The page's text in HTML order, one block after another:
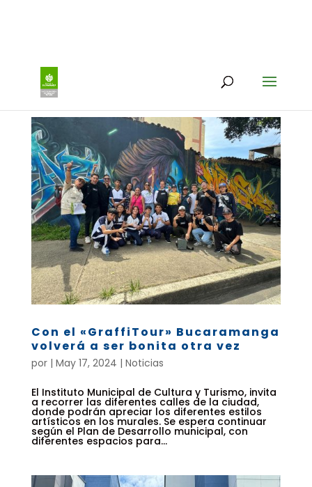
Con el «GraffiTour» Bucaramanga
volverá a ser bonita otra vez
por | May 17, 2024 | Noticias
El Instituto Municipal de Cultura y Turismo, invita
a recorrer las diferentes calles de la ciudad,
donde podrán apreciar los diferentes estilos
artísticos en los murales. Se espera continuar
según el Plan de Desarrollo municipal, con
diferentes espacios para...